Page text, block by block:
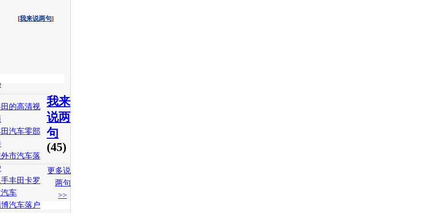
[我来说两句]
会 百度i贴吧
的高清视
汽车零部
市汽车落
手丰田卡罗
车
汽车落户
我来
说两
句
(45)
更多说
两句
>>